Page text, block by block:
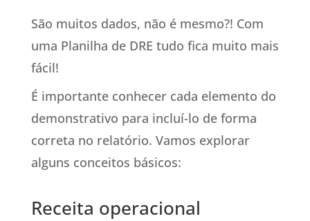
São muitos dados, não é mesmo?! Com
uma Planilha de DRE tudo fica muito mais
fácil!
É importante conhecer cada elemento do
demonstrativo para incluí-lo de forma
correta no relatório. Vamos explorar
alguns conceitos básicos:
Receita operacional